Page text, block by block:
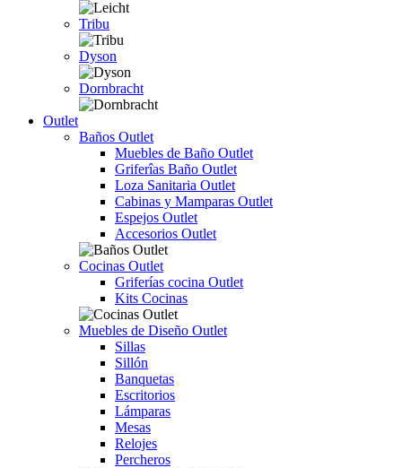
Tribu
Dyson
Dornbracht
Outlet
Baños Outlet
Muebles de Baño Outlet
Griferîas Baño Outlet
Loza Sanitaria Outlet
Cabinas y Mamparas Outlet
Espejos Outlet
Accesorios Outlet
Cocinas Outlet
Griferías cocina Outlet
Kits Cocinas
Muebles de Diseño Outlet
Sillas
Sillón
Banquetas
Escritorios
Lámparas
Mesas
Relojes
Percheros